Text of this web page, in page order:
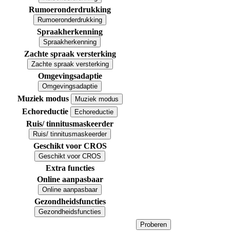
Rumoeronderdrukking
Rumoeronderdrukking
Spraakherkenning
Spraakherkenning
Zachte spraak versterking
Zachte spraak versterking
Omgevingsadaptie
Omgevingsadaptie
Muziek modus Muziek modus
Echoreductie Echoreductie
Ruis/ tinnitusmaskeerder
Ruis/ tinnitusmaskeerder
Geschikt voor CROS
Geschikt voor CROS
Extra functies
Online aanpasbaar
Online aanpasbaar
Gezondheidsfuncties
Gezondheidsfuncties
Proberen